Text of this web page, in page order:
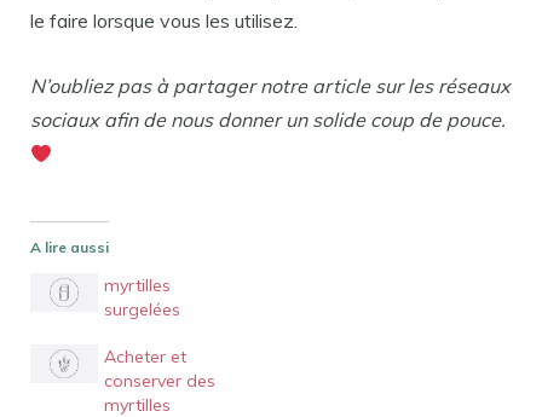
le faire lorsque vous les utilisez.
N’oubliez pas à partager notre article sur les réseaux
sociaux afin de nous donner un solide coup de pouce.
A lire aussi
myrtilles
surgelées
Acheter et
conserver des
myrtilles